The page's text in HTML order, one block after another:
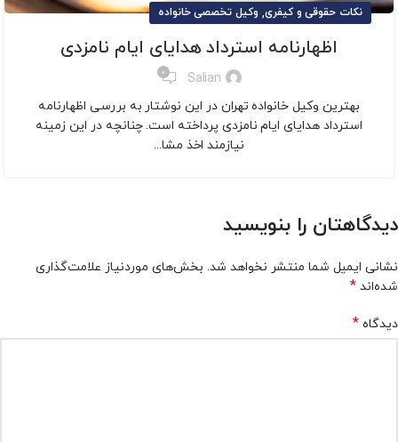
نکات حقوقی و کیفری, وکیل تخصصی خانواده
اظهارنامه استرداد هدایای ایام نامزدی
Salian
0
بهترین وکیل خانواده تهران در این نوشتار به بررسی اظهارنامه
استرداد هدایای ایام نامزدی پرداخته است. چنانچه در این زمینه
نیازمند اخذ مشا...
دیدگاهتان را بنویسید
نشانی ایمیل شما منتشر نخواهد شد. بخش‌های موردنیاز علامت‌گذاری
شده‌اند*
دیدگاه*